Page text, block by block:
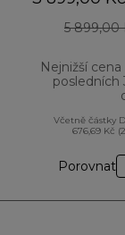
5 899,00
Nejnižší cena
posledních
Včetně částky
676,69 Kč
Porovnat